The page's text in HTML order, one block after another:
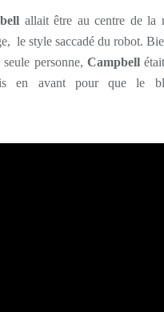
allait être au centre de la
le style saccadé du robot.
personne, Campbell
en avant pour que le